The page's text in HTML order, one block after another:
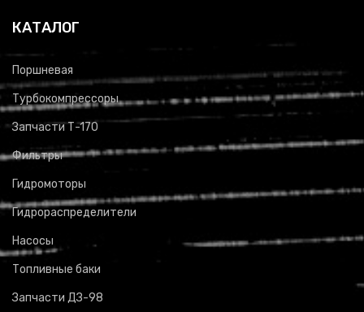
КАТАЛОГ
Поршневая
Турбокомпрессоры
Запчасти Т-170
Фильтры
Гидромоторы
Гидрораспределители
Насосы
Топливные баки
Запчасти ДЗ-98